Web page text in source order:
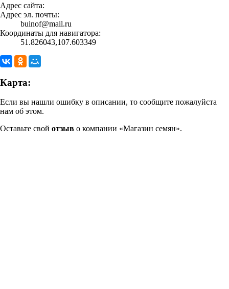
Адрес сайта:
Адрес эл. почты:
buinof@mail.ru
Координаты для навигатора:
51.826043,107.603349
Карта:
Если вы нашли ошибку в описании, то сообщите пожалуйста
нам об этом.
Оставьте свой отзыв о компании «Магазин семян».